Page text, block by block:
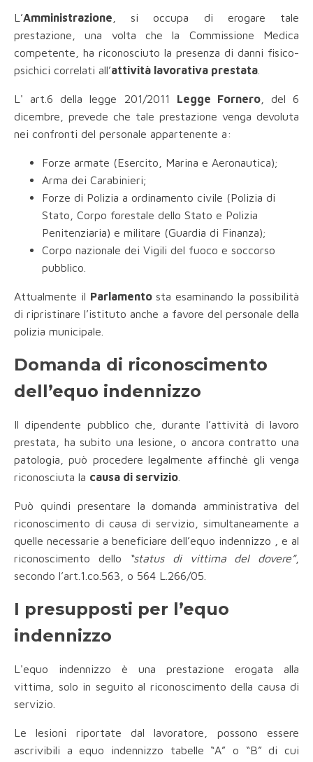
L’Amministrazione , si occupa di erogare tale
prestazione, una volta che la Commissione Medica
competente, ha riconosciuto la presenza di danni fisico-
psichici correlati all’attività lavorativa prestata
L' art.6 della legge 201/2011 Legge Fornero, del 6
dicembre, prevede che tale prestazione venga devoluta
nei confronti del personale appartenente a:
Forze armate (Esercito, Marina e Aeronautica);
Arma dei Carabinieri;
Forze di Polizia a ordinamento civile (Polizia di
Stato, Corpo forestale dello Stato e Polizia
Penitenziaria) e militare (Guardia di Finanza);
Corpo nazionale dei Vigili del fuoco e soccorso
pubblico.
Attualmente il Parlamento sta esaminando la possibilità
di ripristinare l’istituto anche a favore del personale della
polizia municipale.
Domanda di riconoscimento
dell’equo indennizzo
Il dipendente pubblico che, durante l’attività di lavoro
prestata, ha subito una lesione, o ancora contratto una
patologia, può procedere legalmente affinchè gli venga
riconosciuta la causa di servizio
Può quindi presentare la domanda amministrativa del
riconoscimento di causa di servizio, simultaneamente a
quelle necessarie a beneficiare dell’equo indennizzo , e al
riconoscimento dello
“status di vittima del dovere”,
secondo l’art.1.co.563, o 564 L.266/05.
I presupposti per l’equo
indennizzo
L'equo indennizzo è una prestazione erogata alla
vittima, solo in seguito al riconoscimento della causa di
servizio.
Le lesioni riportate dal lavoratore, possono essere
ascrivibili a equo indennizzo tabelle “A” o “B” di cui